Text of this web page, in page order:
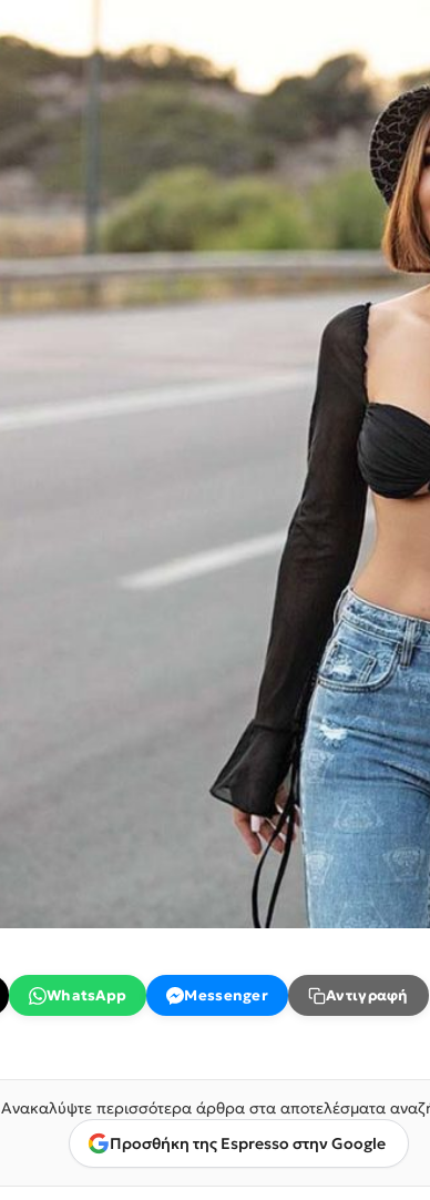
WhatsApp Messenger Αντιγραφή
Ανακαλύψτε περισσότερα άρθρα στα αποτελέσματα
Προσθήκη της Espresso στην Google